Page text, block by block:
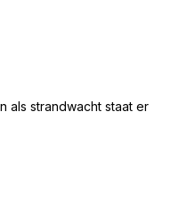
als strandwacht staat er